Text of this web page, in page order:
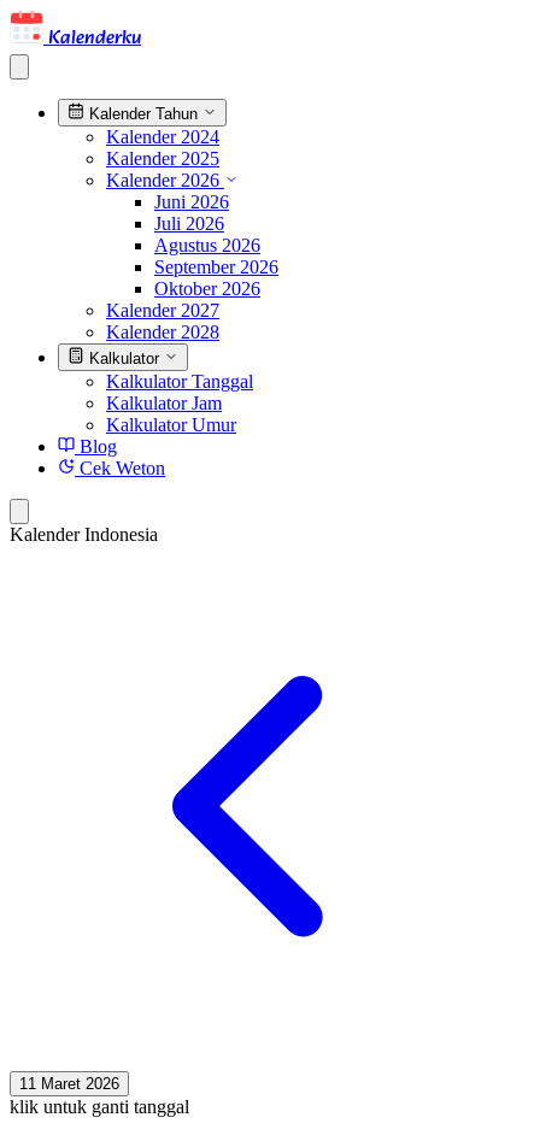
Kalenderku
Kalender Tahun
Kalender 2024
Kalender 2025
Kalender 2026
Juni 2026
Juli 2026
Agustus 2026
September 2026
Oktober 2026
Kalender 2027
Kalender 2028
Kalkulator
Kalkulator Tanggal
Kalkulator Jam
Kalkulator Umur
Blog
Cek Weton
Kalender Indonesia
11 Maret 2026
klik untuk ganti tanggal